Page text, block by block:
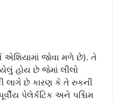
એશિયામાં જોવા મળે છે). તે
હોય છે જેમાં લીલો
લાગે છે કારણ કે તે રુકની
પેલેર્કટિક અને પશ્ચિમ